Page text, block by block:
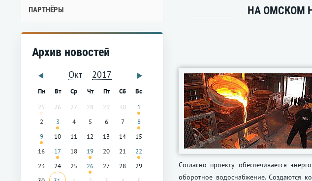
ПАРТНЁРЫ
Архив новостей
Окт 2017
Пн Вт Ср Чт Пт Сб
Вс
25
26 27 28 29 30
1
2
3 4 5 6 7
8
9
10 11 12 13 14
15
16
17 18 19 20 21
22
23
24 25 26 27 28
29
НА ОМСКОМ
Согласно проекту обеспечивается
оборотное водоснабжение. Создаются